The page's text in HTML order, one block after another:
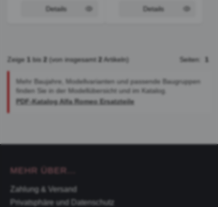
Details Details
Zeige 1 bis 2 (von insgesamt 2 Artikeln) Seiten: 1
Mehr Baujahre, Modellvarianten und passende Baugruppen
finden Sie in der Modellübersicht und im Katalog.
PDF-Katalog Alfa Romeo Ersatzteile
MEHR ÜBER...
Zahlung & Versand
Privatsphäre und Datenschutz